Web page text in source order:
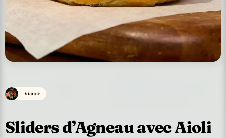
Viande
Sliders d’Agneau avec Aioli